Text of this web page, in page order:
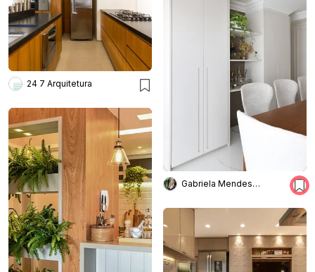
24 7 Arquitetura
Gabriela Mendes Arquitetura